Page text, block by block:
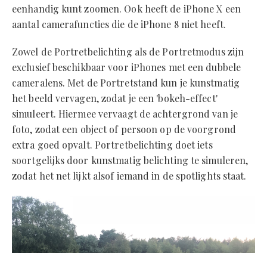
eenhandig kunt zoomen. Ook heeft de iPhone X een
aantal camerafuncties die de iPhone 8 niet heeft.
Zowel de Portretbelichting als de Portretmodus zijn
exclusief beschikbaar voor iPhones met een dubbele
cameralens. Met de Portretstand kun je kunstmatig
het beeld vervagen, zodat je een 'bokeh-effect'
simuleert. Hiermee vervaagt de achtergrond van je
foto, zodat een object of persoon op de voorgrond
extra goed opvalt. Portretbelichting doet iets
soortgelijks door kunstmatig belichting te simuleren,
zodat het net lijkt alsof iemand in de spotlights staat.